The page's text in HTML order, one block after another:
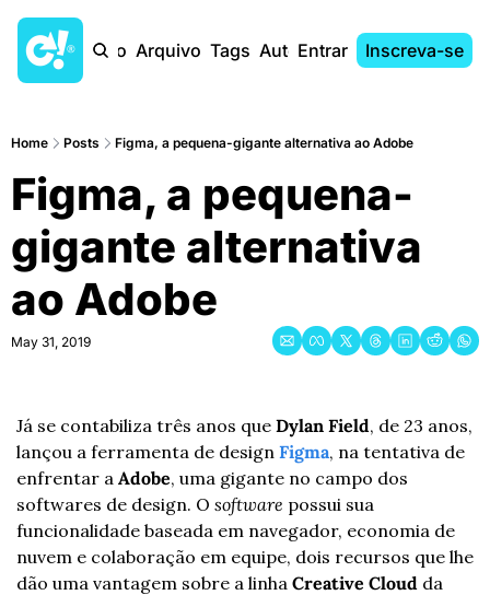
Início Arquivo Tags AutoresEntrar Inscreva-se
Home Posts Figma, a pequena-gigante alternativa ao Adobe
Figma, a pequena-
gigante alternativa
ao Adobe
May 31, 2019
Já se contabiliza três anos que Dylan Field, de 23 anos,
lançou a ferramenta de design Figma, na tentativa de
enfrentar a Adobe, uma gigante no campo dos
softwares de design. O software possui sua
funcionalidade baseada em navegador, economia de
nuvem e colaboração em equipe, dois recursos que lhe
dão uma vantagem sobre a linha Creative Cloud da